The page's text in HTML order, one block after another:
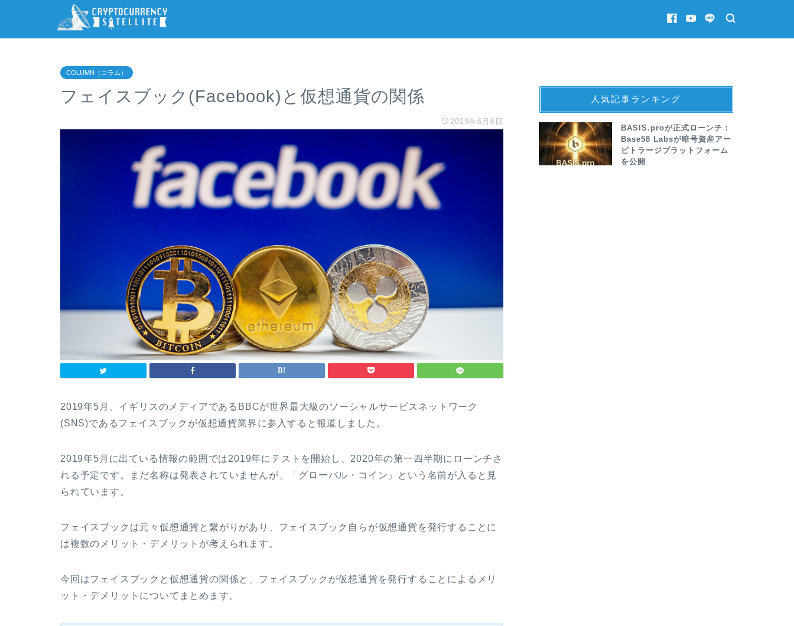
COLUMN（コラム）
フェイスブック(Facebook)と仮想通貨の関係
2019年6月6日
2019年5月、イギリスのメディアである BBCが世界最大級のソーシャルサービスネットワーク
(SNS)であるフェイスブックが仮想通貨業界に参入すると報道しました。
2019年5 月に出ている情報の範囲では2019年にテストを開始し、 2020年の第一四半期にローンチさ
れる予定です。まだ名称は発表されていませんが、「グローバル・コイン」という名前が入ると見
られています。
フェイスブックは元々仮想通貨と繋がりがあり、フェイスブック自らが仮想通貨を発行することに
は複数のメリット・デメリットが考えられます。
今回はフェイスブックと仮想通貨の関係と、フェイスブックが仮想通貨を発行することによるメリ
ット・デメリットについてまとめます。
人気記事ランキング
BASIS.proが正式ローンチ：
Base58 Labsが暗号資産アー
ビトラージプラットフォーム
を公開